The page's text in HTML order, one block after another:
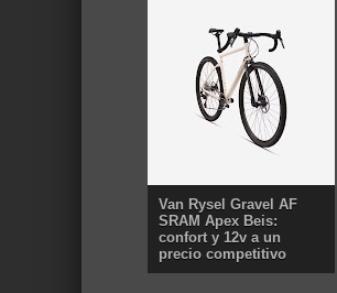
Van Rysel Gravel AF
SRAM Apex Beis:
confort y 12v a un
precio competitivo